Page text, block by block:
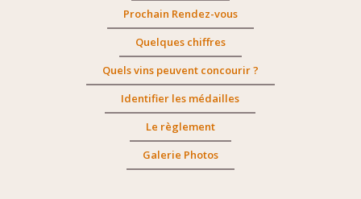
Prochain Rendez-vous
Quelques chiffres
Quels vins peuvent concourir ?
Identifier les médailles
Le règlement
Galerie Photos